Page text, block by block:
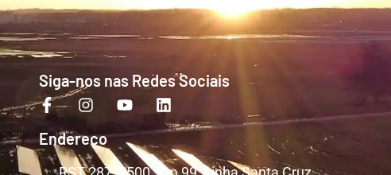
Siga-nos nas Redes Sociais
Endereço